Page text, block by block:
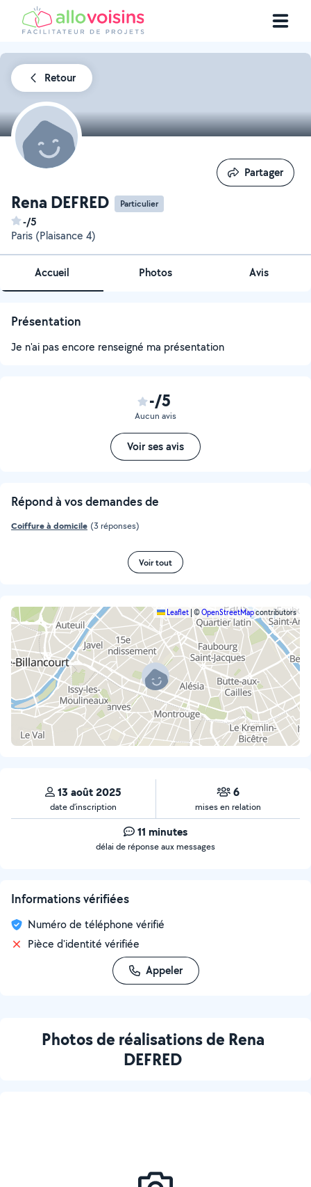
Retour
Rena DEFRED Particulier
-/5
Paris (Plaisance 4)
Partager
Partager
Accueil Photos Avis
Présentation
Je n'ai pas encore renseigné ma présentation
-/5
Aucun avis
Voir ses avis
Répond à vos demandes de
Coiffure à domicile (3 réponses)
Voir tout
Leaflet ©OpenStreetMapcontributors
13 août 2025
date d’inscription
6
mises en relation
11 minutes
délai de réponse aux messages
Informations vérifiées
Numéro de téléphone vérifié
Pièce d'identité vérifiée
Appeler
Photos de réalisations de Rena
DEFRED